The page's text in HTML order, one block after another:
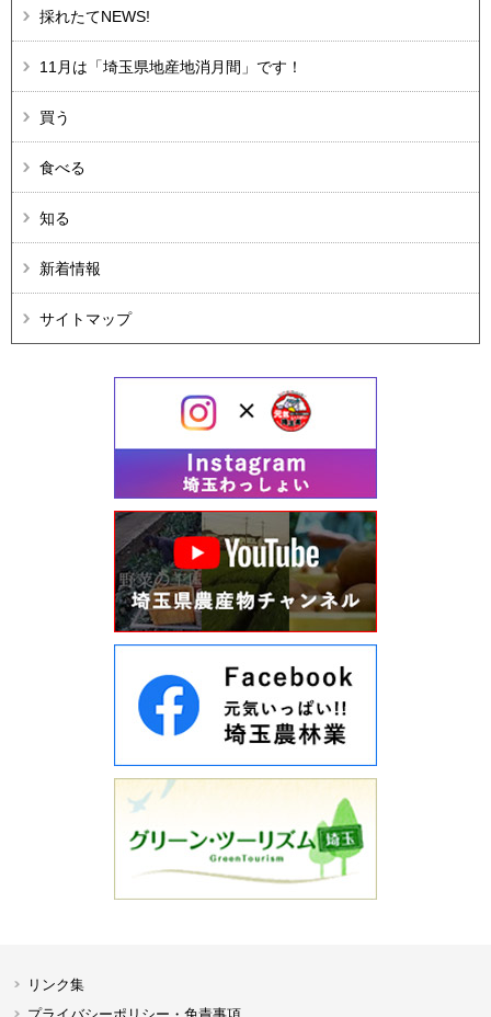
採れたてNEWS!
11月は「埼玉県地産地消月間」です！
買う
食べる
知る
新着情報
サイトマップ
リンク集